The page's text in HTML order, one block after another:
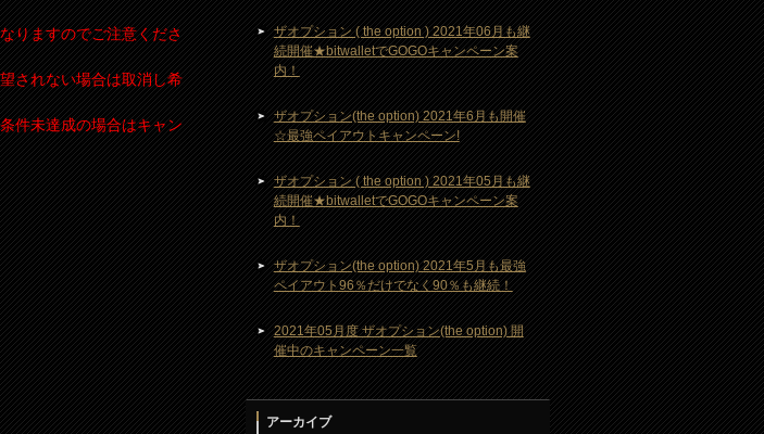
りますのでご注意くださ
されない場合は取消し希
件未達成の場合はキャン
ザオプション ( the option ) 2021年06月も継
続開催★bitwalletでGOGOキャンペーン案
内！
ザオプション(the option) 2021年6月も開催
☆最強ペイアウトキャンペーン!
ザオプション ( the option ) 2021年05月も継
続開催★bitwalletでGOGOキャンペーン案
内！
ザオプション(the option) 2021年5月も最強
ペイアウト96％だけでなく90％も継続！
2021年05月度 ザオプション(the option) 開
催中のキャンペーン一覧
アーカイブ